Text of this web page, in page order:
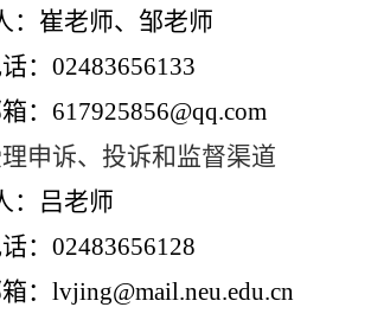
崔老师、邹老师
： 02483656133
： 617925856@qq.com
申诉、投诉和监督渠道
：吕老师
： 02483656128
： lvjing@mail.neu.edu.cn